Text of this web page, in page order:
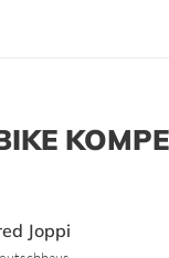
Joppi